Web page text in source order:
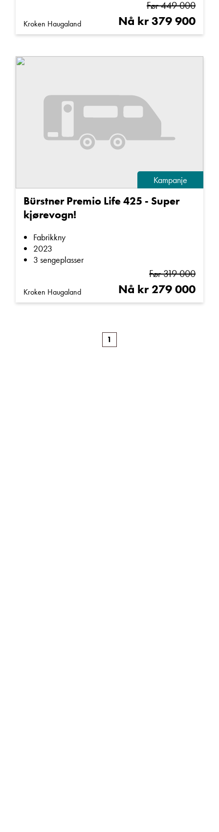
Før 449 000
Nå kr 379 900
Kroken Haugaland
Kampanje
Bürstner Premio Life 425 - Super
kjørevogn!
Fabrikkny
2023
3 sengeplasser
Før 319 000
Nå kr 279 000
Kroken Haugaland
1